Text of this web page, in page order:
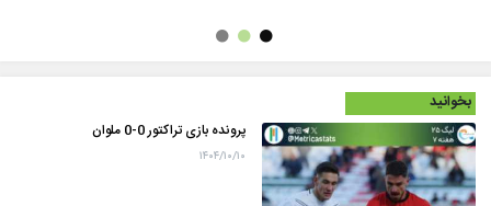
بخوانید
پرونده بازی تراکتور 0-0 ملوان
۱۴۰۴/۱۰/۱۰